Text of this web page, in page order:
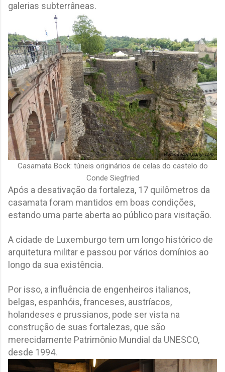
galerias subterrâneas.
Casamata Bock: túneis originários de celas do castelo do
Conde Siegfried
Após a desativação da fortaleza, 17 quilômetros da
casamata foram mantidos em boas condições,
estando uma parte aberta ao público para visitação.
A cidade de Luxemburgo tem um longo histórico de
arquitetura militar e passou por vários domínios ao
longo da sua existência.
Por isso, a influência de engenheiros italianos,
belgas, espanhóis, franceses, austríacos,
holandeses e prussianos, pode ser vista na
construção de suas fortalezas, que são
merecidamente Patrimônio Mundial da UNESCO,
desde 1994.